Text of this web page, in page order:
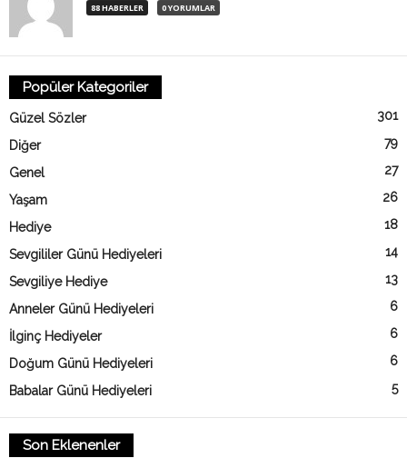
88 HABERLER 0 YORUMLAR
Popüler Kategoriler
Güzel Sözler 301
Diğer 79
Genel 27
Yaşam 26
Hediye 18
Sevgililer Günü Hediyeleri 14
Sevgiliye Hediye 13
Anneler Günü Hediyeleri 6
İlginç Hediyeler 6
Doğum Günü Hediyeleri 6
Babalar Günü Hediyeleri 5
Son Eklenenler